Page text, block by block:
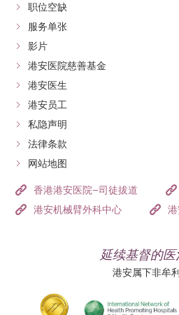
肥胖、患新陈代谢病变和肠胃疾
对较高。
职位空缺
服务单张
影片
港安医院慈善基金
港安医生
港安员工
私隐声明
法律条款
网站地图
香港港安医院–司徒拔道
港安机械臂外科中心
延续基督的
港安属下非牟